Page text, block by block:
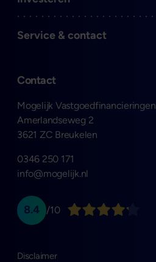
Contact
Mogelijk Vastgoedfinancieringen
Amerlandseweg 2
3621 ZC Breukelen
0346 250 171
info@mogelijk.nl
Open
Service & contact
8.4 /10
Disclaimer